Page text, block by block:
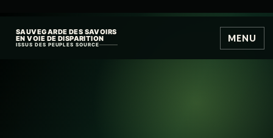
SAUVEGARDE DES SAVOIRS
EN VOIE DE DISPARITION
ISSUS DES PEUPLES SOURCE
MENU